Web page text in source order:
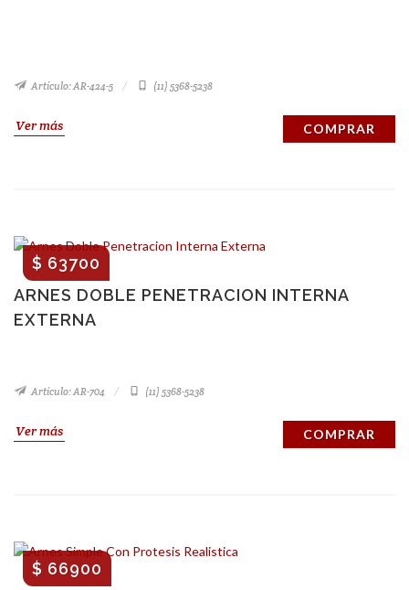
Artículo: AR-424-5 (11) 5368-5238
Ver más COMPRAR
ARNES DOBLE PENETRACION INTERNA
EXTERNA
$ 63700
Artículo: AR-704 (11) 5368-5238
Ver más COMPRAR
$ 66900